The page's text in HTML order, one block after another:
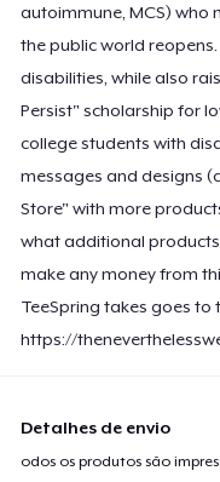
autoimmune, MCS) who
the public world
disabilities, while also
Persist" scholarship for
college students with
messages and designs
Store" with more
what additional products
make any money from
TeeSpring takes goes to
https://
Detalhes de envio
odos os produtos são